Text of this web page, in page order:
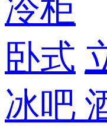
冷柜
卧式
冰吧